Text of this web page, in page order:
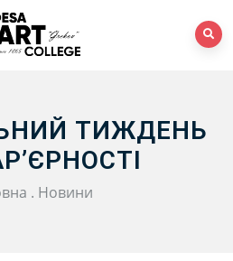
ТИЖДЕНЬ
. Новини